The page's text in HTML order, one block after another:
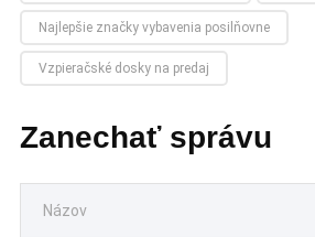
Najlepšie značky vybavenia posilňovne
Vzpieračské dosky na predaj
Zanechať správu